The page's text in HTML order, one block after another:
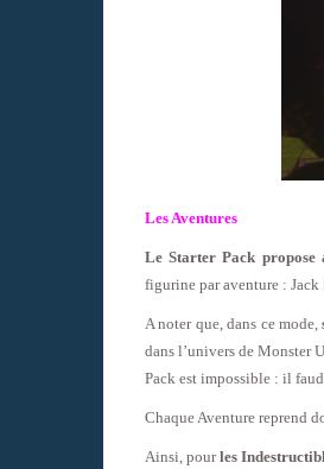
Les Aventures
Le Starter Pack propose
figurine par aventure :
A noter que, dans ce mode,
dans l’univers de Monster
Pack est impossible : il
Chaque Aventure reprend
Ainsi, pourles